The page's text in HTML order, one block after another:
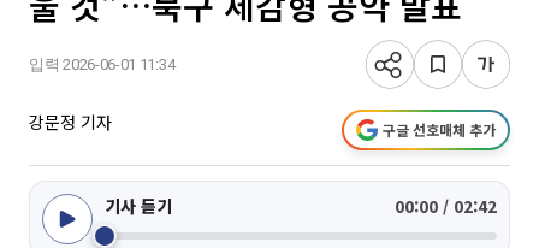
입력 2026-06-01 11:34
강문정 기자 구글 선호매체 추가
기사 듣기 00:00 / 02:42